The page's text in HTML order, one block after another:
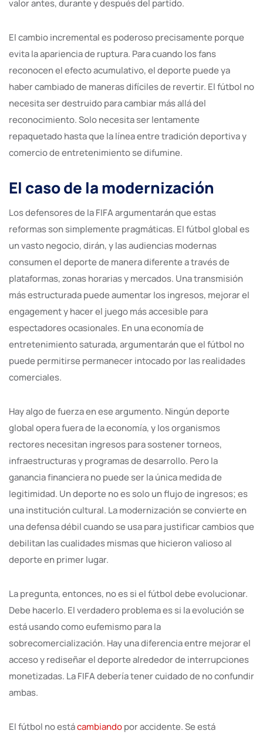
valor antes, durante y después del partido.
El cambio incremental es poderoso precisamente porque
evita la apariencia de ruptura. Para cuando los fans
reconocen el efecto acumulativo, el deporte puede ya
haber cambiado de maneras difíciles de revertir. El fútbol no
necesita ser destruido para cambiar más allá del
reconocimiento. Solo necesita ser lentamente
repaquetado hasta que la línea entre tradición deportiva y
comercio de entretenimiento se difumine.
El caso de la modernización
Los defensores de la FIFA argumentarán que estas
reformas son simplemente pragmáticas. El fútbol global es
un vasto negocio, dirán, y las audiencias modernas
consumen el deporte de manera diferente a través de
plataformas, zonas horarias y mercados. Una transmisión
más estructurada puede aumentar los ingresos, mejorar el
engagement y hacer el juego más accesible para
espectadores ocasionales. En una economía de
entretenimiento saturada, argumentarán que el fútbol no
puede permitirse permanecer intocado por las realidades
comerciales.
Hay algo de fuerza en ese argumento. Ningún deporte
global opera fuera de la economía, y los organismos
rectores necesitan ingresos para sostener torneos,
infraestructuras y programas de desarrollo. Pero la
ganancia financiera no puede ser la única medida de
legitimidad. Un deporte no es solo un flujo de ingresos; es
una institución cultural. La modernización se convierte en
una defensa débil cuando se usa para justificar cambios que
debilitan las cualidades mismas que hicieron valioso al
deporte en primer lugar.
La pregunta, entonces, no es si el fútbol debe evolucionar.
Debe hacerlo. El verdadero problema es si la evolución se
está usando como eufemismo para la
sobrecomercialización. Hay una diferencia entre mejorar el
acceso y rediseñar el deporte alrededor de interrupciones
monetizadas. La FIFA debería tener cuidado de no confundir
ambas.
El fútbol no estácambiandopor accidente. Se está